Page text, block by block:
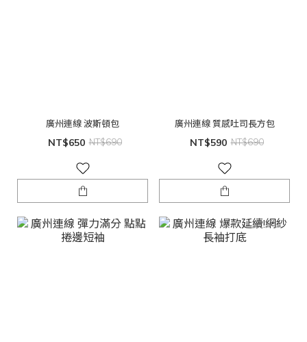
廣州連線 波斯頓包
NT$650 NT$690
廣州連線 質感吐司長方包
NT$590 NT$690